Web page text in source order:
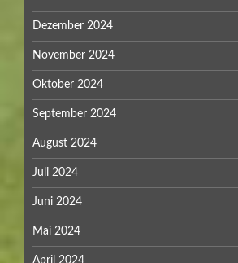
Dezember 2024
November 2024
Oktober 2024
September 2024
August 2024
Juli 2024
Juni 2024
Mai 2024
April 2024